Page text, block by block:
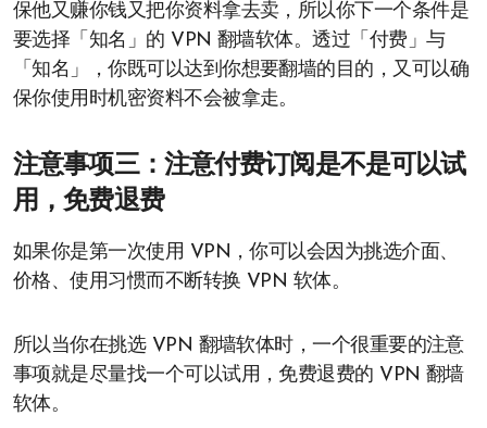
保他又赚你钱又把你资料拿去卖，所以你下一个条件是
要选择「知名」的 VPN 翻墙软体。透过「付费」与
「知名」，你既可以达到你想要翻墙的目的，又可以确
保你使用时机密资料不会被拿走。
注意事项三：注意付费订阅是不是可以试
用，免费退费
如果你是第一次使用 VPN，你可以会因为挑选介面、
价格、使用习惯而不断转换 VPN 软体。
所以当你在挑选 VPN 翻墙软体时，一个很重要的注意
事项就是尽量找一个可以试用，免费退费的 VPN 翻墙
软体。